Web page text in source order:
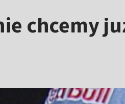
chcemy